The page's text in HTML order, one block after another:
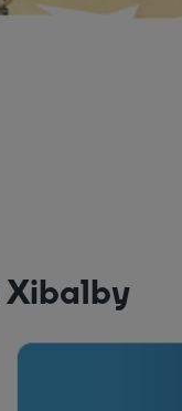
Xibalby